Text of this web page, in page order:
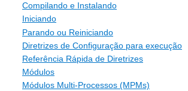
Compilando e Instalando
Iniciando
Parando ou Reiniciando
Diretrizes de Configuração para execução
Referência Rápida de Diretrizes
Módulos
Módulos Multi-Processos (MPMs)